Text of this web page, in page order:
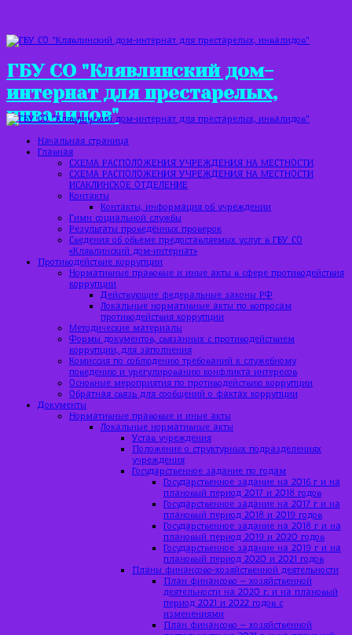
ГБУ СО "Клявлинский дом-
интернат для престарелых,
инвалидов"
Начальная страница
Главная
СХЕМА РАСПОЛОЖЕНИЯ УЧРЕЖДЕНИЯ НА МЕСТНОСТИ
СХЕМА РАСПОЛОЖЕНИЯ УЧРЕЖДЕНИЯ НА МЕСТНОСТИ
ИСАКЛИНСКОЕ ОТДЕЛЕНИЕ
Контакты
Контакты, информация об учреждении
Гимн социальной службы
Результаты проведённых проверок
Сведения об объеме предоставляемых услуг в ГБУ СО
«Клявлинский дом-интернат»
Противодействие коррупции
Нормативные правовые и иные акты в сфере противодействия
коррупции
Действующие федеральные законы РФ
Локальные нормативные акты по вопросам
противодействия коррупции
Методические материалы
Формы документов, связанных с противодействием
коррупции, для заполнения
Комиссия по соблюдению требований к служебному
поведению и урегулированию конфликта интересов
Основные мероприятия по противодействию коррупции
Обратная связь для сообщений о фактах коррупции
Документы
Нормативные правовые и иные акты
Локальные нормативные акты
Устав учреждения
Положение о структурных подразделениях
учреждения
Государственное задание по годам
Государственное задание на 2016 г и на
плановый период 2017 и 2018 годов
Государственное задание на 2017 г и на
плановый период 2018 и 2019 годов
Государственное задание на 2018 г и на
плановый период 2019 и 2020 годов
Государственное задание на 2019 г и на
плановый период 2020 и 2021 годов
Планы финансово-хозяйственной деятельности
План финансово – хозяйственной
деятельности на 2020 г. и на плановый
период 2021 и 2022 годов с
изменениями
План финансово – хозяйственной